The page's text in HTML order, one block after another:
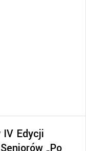
IV Edycji